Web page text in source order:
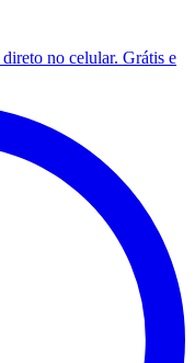
direto no celular. Grátis e